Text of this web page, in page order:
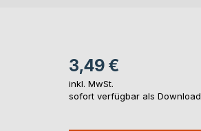
3,49 €
inkl. MwSt.
sofort verfügbar als Download